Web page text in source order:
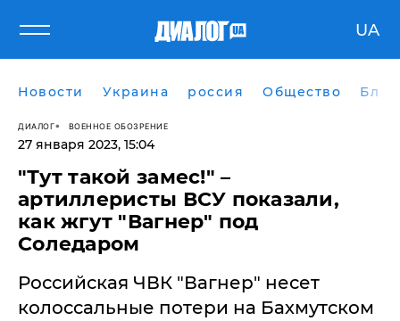
UA
Новости Украина россия Общество
ДИАЛОГ ВОЕННОЕ ОБОЗРЕНИЕ
27 января 2023, 15:04
"Тут такой замес!" –
артиллеристы ВСУ показали,
как жгут "Вагнер" под
Соледаром
​Российская ЧВК "Вагнер" несет
колоссальные потери на Бахмутском